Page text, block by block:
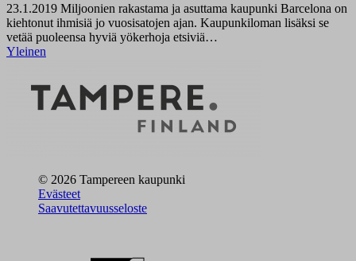
23.1.2019 Miljoonien rakastama ja asuttama kaupunki Barcelona on
kiehtonut ihmisiä jo vuosisatojen ajan. Kaupunkiloman lisäksi se
vetää puoleensa hyviä yökerhoja etsiviä…
Yleinen
© 2026 Tampereen kaupunki
Evästeet
Saavutettavuusseloste